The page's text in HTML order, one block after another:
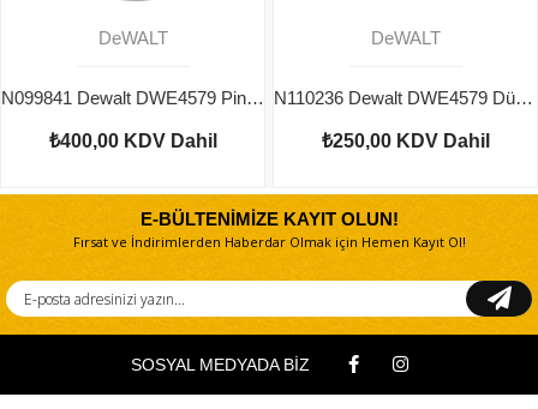
DeWALT
N099841 Dewalt DWE4579 Pinyon Dişli
₺400,00 KDV Dahil
DeWALT
N110236 Dewalt DWE4579 Düğme
₺250,00 KDV Dahil
E-BÜLTENİMİZE KAYIT OLUN!
Fırsat ve İndirimlerden Haberdar Olmak için Hemen Kayıt Ol!
SOSYAL MEDYADA BİZ